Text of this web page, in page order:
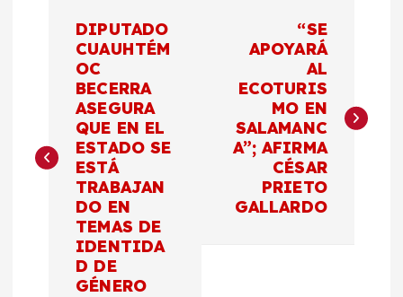
e
DIPUTADO
CUAUHTÉM
OC
BECERRA
ASEGURA
QUE EN EL
ESTADO SE
ESTÁ
TRABAJAN
DO EN
TEMAS DE
IDENTIDA
D DE
GÉNERO
“SE
APOYARÁ
AL
ECOTURIS
MO EN
SALAMANC
A”; AFIRMA
CÉSAR
PRIETO
GALLARDO